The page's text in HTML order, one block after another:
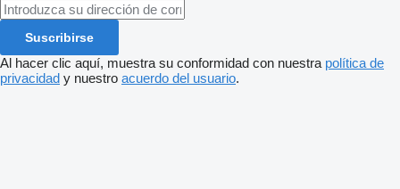
Suscribirse
Al hacer clic aquí, muestra su conformidad con nuestra política de
privacidad y nuestro acuerdo del usuario.